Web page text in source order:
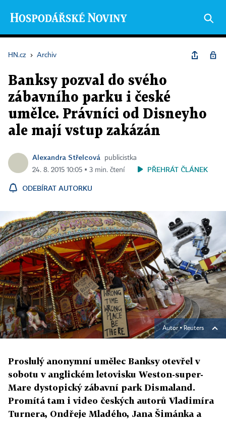
HN.cz › Archiv
Banksy pozval do svého
zábavního parku i české
umělce. Právníci od Disneyho
ale mají vstup zakázán
Alexandra Střelcová
publicistka
24. 8. 2015 10:05 ▪ 3 min. čtení
PŘEHRÁT ČLÁNEK
ODEBÍRAT AUTORKU
Autor ▪Reuters
Proslulý anonymní umělec Banksy otevřel v
sobotu v anglickém letovisku Weston-super-
Mare dystopický zábavní park Dismaland.
Promítá tam i video českých autorů Vladimíra
Turnera, Ondřeje Mladého, Jana Šimánka a